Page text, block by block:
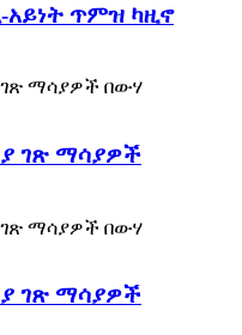
አይነት ጥምዝ ካዚኖ
ገጽ ማሳያዎች
ገጽ ማሳያዎች